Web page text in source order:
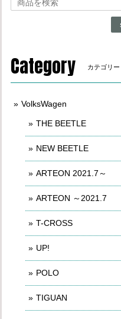
Category カテゴリー
VolksWagen
THE BEETLE
NEW BEETLE
ARTEON 2021.7～
ARTEON ～2021.7
T-CROSS
UP!
POLO
TIGUAN